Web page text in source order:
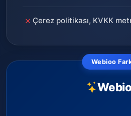
Çerez politikası, KVKK
Webioo